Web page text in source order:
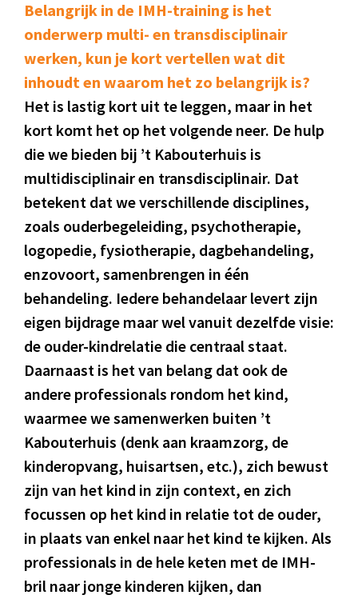
Belangrijk in de IMH-training is het
onderwerp multi- en transdisciplinair
werken, kun je kort vertellen wat dit
inhoudt en waarom het zo belangrijk is?
Het is lastig kort uit te leggen, maar in het
kort komt het op het volgende neer. De hulp
die we bieden bij ’t Kabouterhuis is
multidisciplinair en transdisciplinair. Dat
betekent dat we verschillende disciplines,
zoals ouderbegeleiding, psychotherapie,
logopedie, fysiotherapie, dagbehandeling,
enzovoort, samenbrengen in één
behandeling. Iedere behandelaar levert zijn
eigen bijdrage maar wel vanuit dezelfde visie:
de ouder-kindrelatie die centraal staat.
Daarnaast is het van belang dat ook de
andere professionals rondom het kind,
waarmee we samenwerken buiten ’t
Kabouterhuis (denk aan kraamzorg, de
kinderopvang, huisartsen, etc.), zich bewust
zijn van het kind in zijn context, en zich
focussen op het kind in relatie tot de ouder,
in plaats van enkel naar het kind te kijken. Als
professionals in de hele keten met de IMH-
bril naar jonge kinderen kijken, dan